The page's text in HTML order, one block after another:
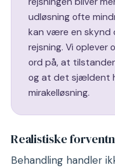
udløsning ofte
kan være en skynd
rejsning. Vi oplever
ord på, at
og at det sjældent
mirakelløsning.
Realistiske
Behandling handler